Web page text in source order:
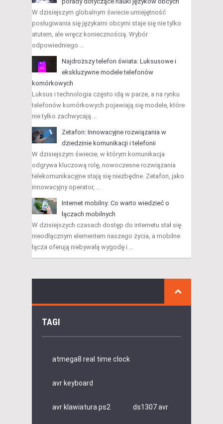
W dzisiejszym globalnym świecie umiejętność
posługiwania się językami obcymi staje się nie tylko
atutem, ale wręcz koniecznością. Wybór
odpowiedniego …
Najdroższy telefon świata: Luksusowe i
ekskluzywne modele telefonów
komórkowych
Luksus i technologia często idą w parze, a na rynku
telefonów komórkowych pojawiają się modele, które
nie tylko zachwycają …
Zetafon: Innowacyjne rozwiązania w
dziedzinie komunikacji i telefonii
W dzisiejszym świecie, w którym komunikacja
odgrywa kluczową rolę, nowoczesne rozwiązania
telekomunikacyjne stają się niezbędne. Zetafon, jako
innowacyjny operator, …
Internet mobilny: Co warto wiedzieć o
łączach mobilnych
W dzisiejszych czasach dostęp do internetu stał się
nieodłącznym elementem naszego życia, a mobilne
łącza oferują niebywałą wygodę i …
TAGI
atmega8 real time clock
avr keyboard
avr klawiatura ps2 ds1307 avr